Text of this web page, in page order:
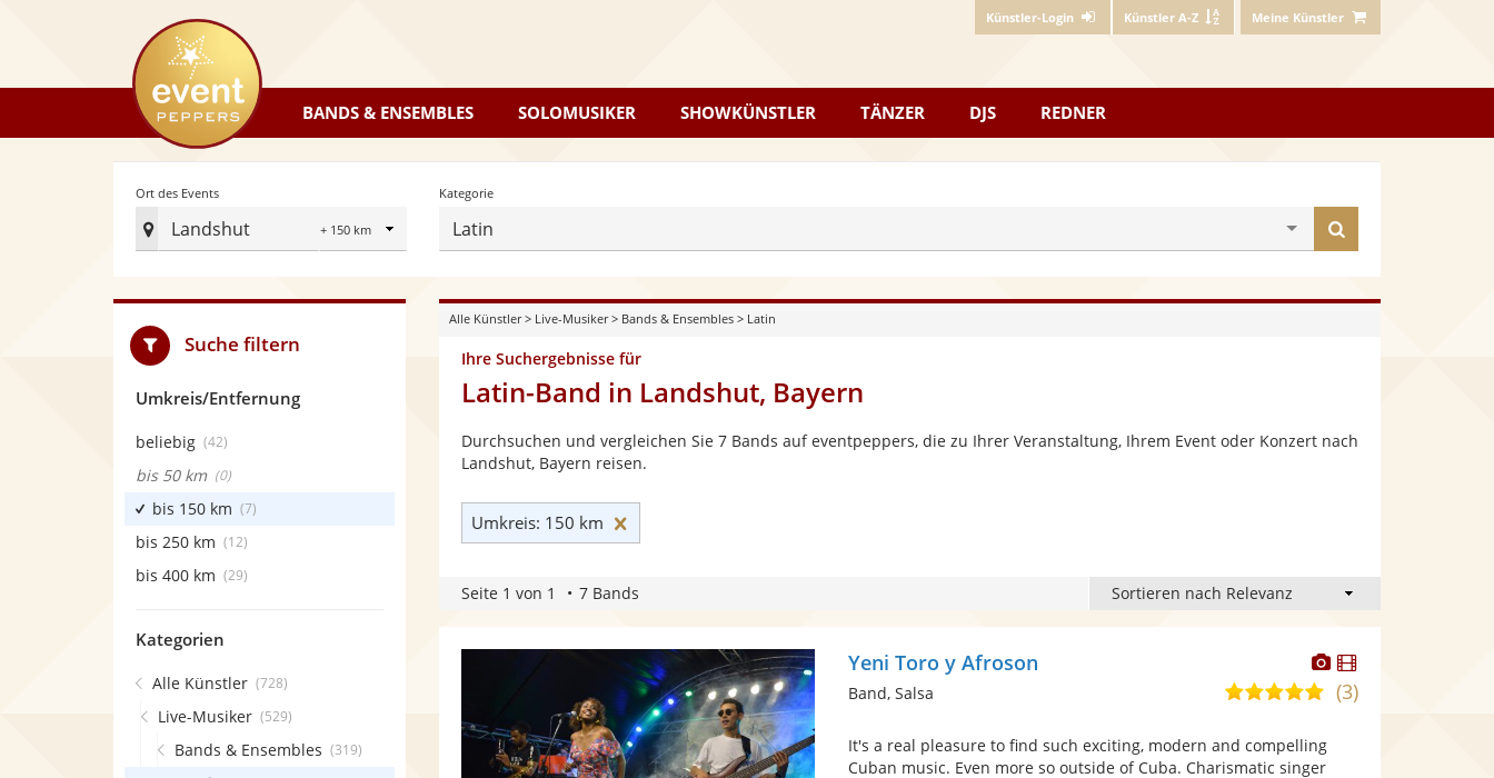
Künstler-Login Künstler A-Z Meine Künstler
eventpeppers
BANDS & ENSEMBLES SOLOMUSIKER SHOWKÜNSTLER TÄNZER DJS REDNER
Ort des Events
Landshut
Radius
Ort
Events
festlegen
Kategorie
Latin
finden
Alle Künstler> Live-Musiker> Bands & Ensembles> Latin
Ihre Suchergebnisse für
Latin-Band in Landshut, Bayern
Durchsuchen und vergleichen Sie 7 Bands auf eventpeppers, die zu Ihrer Veranstaltung, Ihrem Event oder Konzert nach
Landshut, Bayern reisen.
Umkreis: 150 km
Seite 1 von 1 7 Bands
Dieser
Künstler
stellt
Dieser
Künstler
Yeni Toro y Afroson
5,0
5
(3)
Band, Salsa
It's a real pleasure to find such exciting, modern and compelling
Cuban music. Even more so outside of Cuba. Charismatic singer
Suche filtern
Umkreis/Entfernung
beliebig (42)
bis 50 km (0)
bis 150 km (7)
bis 250 km (12)
bis 400 km (29)
Kategorien
Alle Künstler (728)
Live-Musiker (529)
Bands & Ensembles (319)